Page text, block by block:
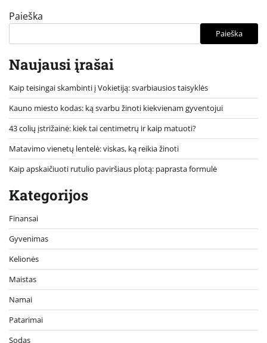
puslapiavimas
Paieška
Paieška
Naujausi įrašai
Kaip teisingai skambinti į Vokietiją: svarbiausios taisyklės
Kauno miesto kodas: ką svarbu žinoti kiekvienam gyventojui
43 colių įstrižainė: kiek tai centimetrų ir kaip matuoti?
Matavimo vienetų lentelė: viskas, ką reikia žinoti
Kaip apskaičiuoti rutulio paviršiaus plotą: paprasta formulė
Kategorijos
Finansai
Gyvenimas
Kelionės
Maistas
Namai
Patarimai
Sodas